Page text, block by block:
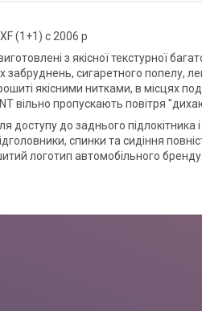
(1+1) c 2006 р
з якісної текстурної
забруднень, сигаретного попелу,
якісними нитками, в місцях
вільно пропускають повітря
доступу до заднього
спинки та сидіння
логотип автомобільного бренду.